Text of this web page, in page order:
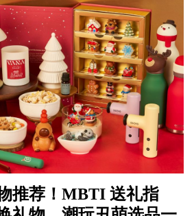
推荐！MBTI 送礼指